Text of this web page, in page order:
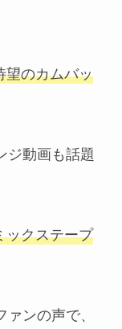
望のカムバッ
ジ動画も話題
ックステープ
ンの声で、